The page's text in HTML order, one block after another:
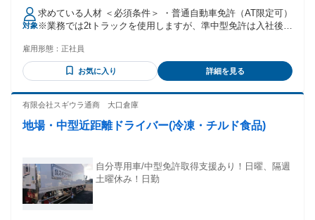
あり 1ヶ月あたり5万3700円 〜 6万3600円（固定残業時間：1
ヶ月あたり30時間） 固定残業時間を超えた勤務時間について
は別途残業代を支給する 【一律手当】 全員に一律で支払われ
る通勤・皆勤・家族手当金額：なし 全員に一律で支払われる
上、当社規定により決定いたします 【固定残業代】時間外労
働の有無に関わらず30時間分を支給 月53,700円～63,600円支
給 【別途支給される手当】 ◆時間外勤務手当 ◆家族手当 ・
配偶者：月1万2000円 ・子ども：1人につき月5000円 ※3人目
以降は1人につき月2000円 ◆職種手当：月3000円以上 ◆役職
手当 ◆資格手当 ◆販売手当：販売本数に応じて支給 ◆住宅
対象
求めている人材 ＜必須条件＞ ・普通自動車免許（AT限定可）
※業務では2tトラックを使用しますが、準中型免許は入社後に
ています＞ ・未経験から正社員として長く働きたい方 ・決ま
った担当エリアをコツコツ回る仕事がしたい方 ・自分で効率
を考えながら仕事を進めることが好きな方 ・頑張った分が販
ズムを整えながら働きたい方 ・人と接することは好きだけ
雇用形態： 正社員
お気に入り 詳細を見る
有限会社スギウラ通商 大口倉庫
地場・中型近距離ドライバー(冷凍・チルド食品)
自分専用車/中型免許取得支援あり！日曜、隔週
土曜休み！日勤